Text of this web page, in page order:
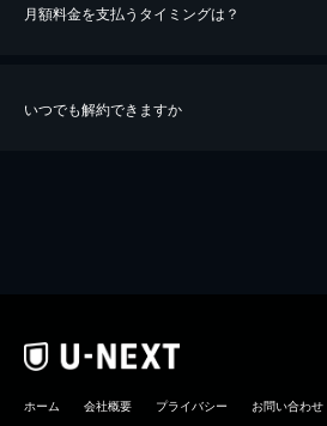
※40％ポイント還元の対象は、クレジットカード決済
月額料金を支払うタイミングは？
いつでも解約できますか
ホーム 会社概要 プライバシー お問い合わせ